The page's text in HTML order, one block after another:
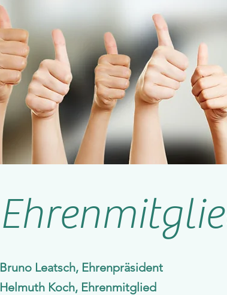
Bruno Leatsch, Ehrenpräsident
Helmuth Koch, Ehrenmitglied